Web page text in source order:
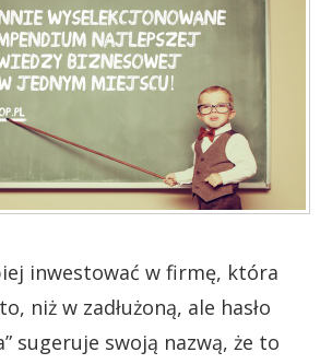
inwestować w firmę, która
niż w zadłużoną, ale hasło
sugeruje swoją nazwą, że to